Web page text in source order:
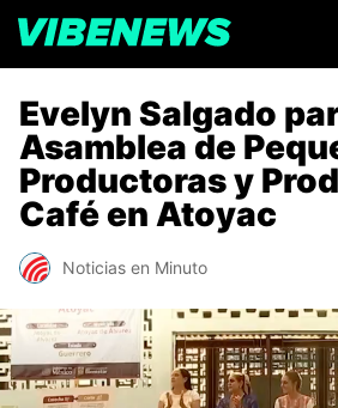
Evelyn Salgado
Asamblea de
Productoras y
Café en Atoyac
Noticias en Minuto